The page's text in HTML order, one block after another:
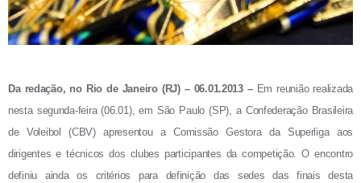
Da redação, no Rio de Janeiro (RJ) – 06.01.2013 – Em reunião realizada
nesta segunda-feira (06.01), em São Paulo (SP), a Confederação Brasileira
de Voleibol (CBV) apresentou a Comissão Gestora da Superliga aos
dirigentes e técnicos dos clubes participantes da competição. O encontro
definiu ainda os critérios para definição das sedes das finais desta